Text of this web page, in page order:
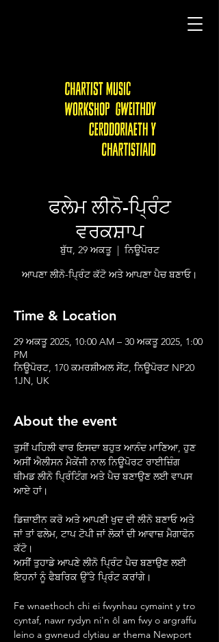
ਫਲੇਮ ਲੀਨੋ-ਪ੍ਰਿੰਟ
ਵਰਕਸ਼ਾਪ
ਬੁੱਧ, 29 ਅਕਤੂ
  |
ਨਿਊਪੋਰਟ
ਆਪਣਾ ਲੀਨੋ-ਪ੍ਰਿੰਟ ਕੱਟੋ ਅਤੇ ਆਪਣਾ ਪੈਚ ਬਣਾਓ।
Time & Location
29 ਅਕਤੂ 2025, 10:00 AM – 30 ਅਕਤੂ 2025, 1:00
PM
ਨਿਊਪੋਰਟ, 170 ਕਮਰਸ਼ੀਅਲ ਸੇਂਟ, ਨਿਊਪੋਰਟ NP20
1JN, UK
About the event
ਤੁਸੀਂ ਪਹਿਲੀ ਵਾਰ ਇਸਦਾ ਬਹੁਤ ਆਨੰਦ ਮਾਣਿਆ, ਹੁਣ
ਅਸੀਂ ਐਲੀਸਨ ਮੈਕੇਂਜੀ ਨਾਲ ਨਿਊਪੋਰਟ ਰਾਈਜ਼ਿੰਗ
ਥੀਮਡ ਲੀਨੋ ਪ੍ਰਿੰਟਿੰਗ ਅਤੇ ਪੈਚ ਬਣਾਉਣ ਲਈ ਵਾਪਸ
ਆਏ ਹਾਂ।
ਡਿਜ਼ਾਈਨ ਕਰੋ ਅਤੇ ਆਪਣੀ ਖੁਦ ਦੀ ਲੀਨੋ ਬਣਾਓ ਅਤੇ
ਜਾਂ ਤਾਂ ਫਲੇਮ, ਟਾਪ ਟੋਪੀ ਜਾਂ ਲੋਕਾਂ ਦੀ ਆਵਾਜ਼ ਮੈਗਾਫੋਨ
ਕੱਟੋ।
ਅਸੀਂ ਤੁਹਾਡੇ ਆਪਣੇ ਲੀਨੋ ਪ੍ਰਿੰਟ ਪੈਚ ਬਣਾਉਣ ਲਈ
ਇਹਨਾਂ ਨੂੰ ਫੈਬਰਿਕ ਉੱਤੇ ਪ੍ਰਿੰਟ ਕਰਾਂਗੇ।
Fe wnaethoch chi ei fwynhau cymaint y tro
cyntaf, nawr rydyn ni'n ôl am fwy o argraffu
leino a gwneud clytiau ar thema Newport